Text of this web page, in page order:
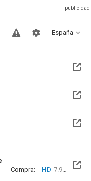
España
(Quedan 73 años)
Compra: HD 7.99 €